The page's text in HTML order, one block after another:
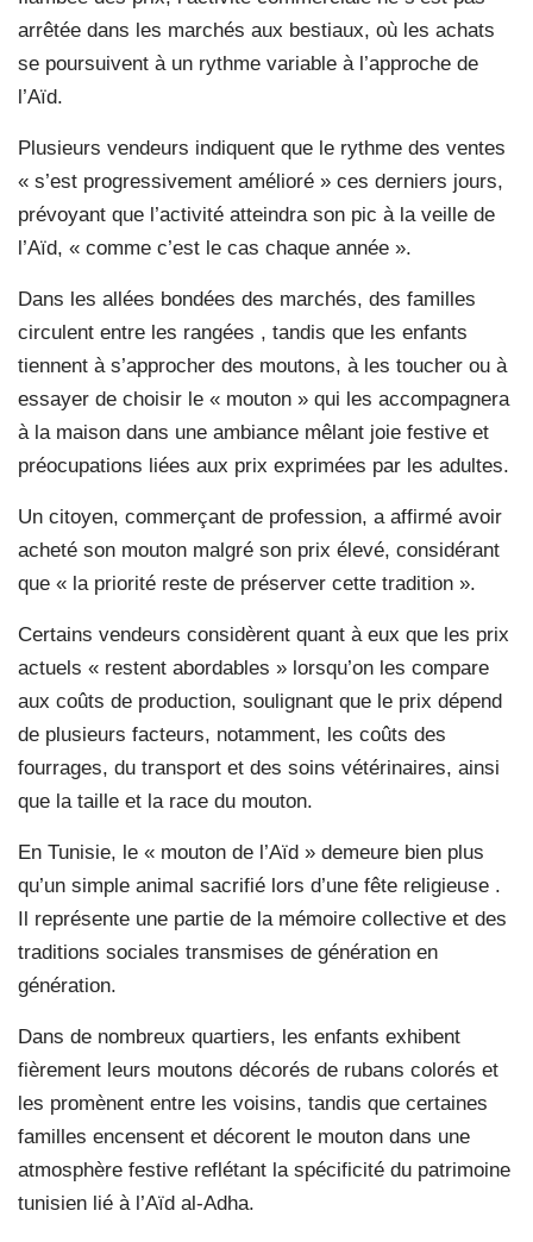
arrêtée dans les marchés aux bestiaux, où les achats
se poursuivent à un rythme variable à l’approche de
l’Aïd.
Plusieurs vendeurs indiquent que le rythme des ventes
« s’est progressivement amélioré » ces derniers jours,
prévoyant que l’activité atteindra son pic à la veille de
l’Aïd, « comme c’est le cas chaque année ».
Dans les allées bondées des marchés, des familles
circulent entre les rangées , tandis que les enfants
tiennent à s’approcher des moutons, à les toucher ou à
essayer de choisir le « mouton » qui les accompagnera
à la maison dans une ambiance mêlant joie festive et
préocupations liées aux prix exprimées par les adultes.
Un citoyen, commerçant de profession, a affirmé avoir
acheté son mouton malgré son prix élevé, considérant
que « la priorité reste de préserver cette tradition ».
Certains vendeurs considèrent quant à eux que les prix
actuels « restent abordables » lorsqu’on les compare
aux coûts de production, soulignant que le prix dépend
de plusieurs facteurs, notamment, les coûts des
fourrages, du transport et des soins vétérinaires, ainsi
que la taille et la race du mouton.
En Tunisie, le « mouton de l’Aïd » demeure bien plus
qu’un simple animal sacrifié lors d’une fête religieuse .
Il représente une partie de la mémoire collective et des
traditions sociales transmises de génération en
génération.
Dans de nombreux quartiers, les enfants exhibent
fièrement leurs moutons décorés de rubans colorés et
les promènent entre les voisins, tandis que certaines
familles encensent et décorent le mouton dans une
atmosphère festive reflétant la spécificité du patrimoine
tunisien lié à l’Aïd al-Adha.